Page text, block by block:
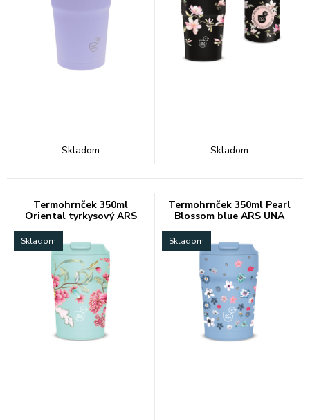
Skladom Skladom
Termohrnček 350ml
Oriental tyrkysový ARS
Skladom
Termohrnček 350ml Pearl
Blossom blue ARS UNA
Skladom